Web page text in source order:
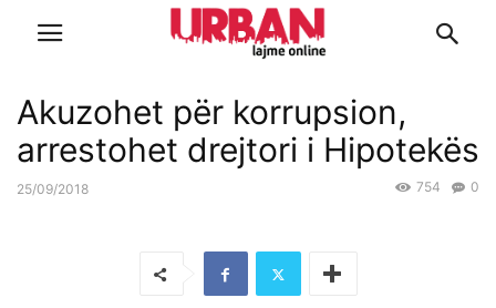
Akuzohet për korrupsion,
arrestohet drejtori i Hipotekës
25/09/2018 0
754